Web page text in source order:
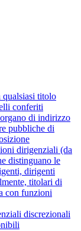
titolo
conferiti
di indirizzo
pubbliche di
dirigenziali (da
distinguano le
dirigenti
titolari di
con funzioni
discrezionali